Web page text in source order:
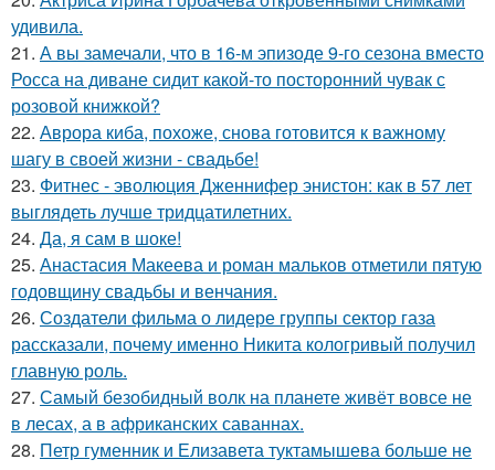
удивила.
21. А вы замечали, что в 16-м эпизоде 9-го сезона вместо
Росса на диване сидит какой-то посторонний чувак с
розовой книжкой?
22. Аврора киба, похоже, снова готовится к важному
шагу в своей жизни - свадьбе!
23. Фитнес - эволюция Дженнифер энистон: как в 57 лет
выглядеть лучше тридцатилетних.
24. Да, я сам в шоке!
25. Анастасия Макеева и роман мальков отметили пятую
годовщину свадьбы и венчания.
26. Создатели фильма о лидере группы сектор газа
рассказали, почему именно Никита кологривый получил
главную роль.
27. Самый безобидный волк на планете живёт вовсе не
в лесах, а в африканских саваннах.
28. Петр гуменник и Елизавета туктамышева больше не